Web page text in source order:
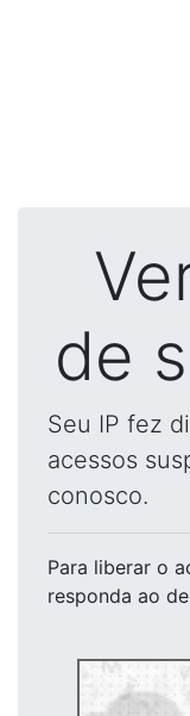
de
Seu IP fez
acessos
conosco.
Para liberar o
responda ao